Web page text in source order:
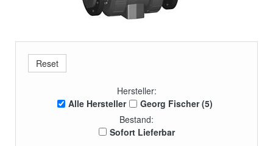
Hersteller:
Alle Hersteller
Georg Fischer (5)
Bestand:
Sofort Lieferbar